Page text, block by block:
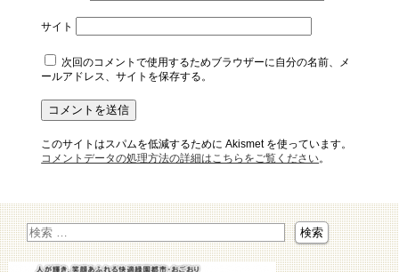
サイト
次回のコメントで使用するためブラウザーに自分の名前、メ
ールアドレス、サイトを保存する。
このサイトはスパムを低減するために Akismet を使っています。
コメントデータの処理方法の詳細はこちらをご覧ください。